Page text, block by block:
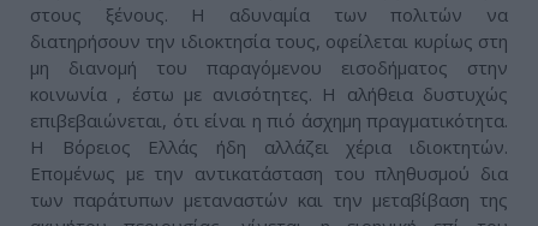
στους ξένους. Η αδυναμία των πολιτών να
διατηρήσουν την ιδιοκτησία τους, οφείλεται κυρίως στη
μη διανομή του παραγόμενου εισοδήματος στην
κοινωνία , έστω με ανισότητες. Η αλήθεια δυστυχώς
επιβεβαιώνεται, ότι είναι η πιό άσχημη πραγματικότητα.
Η Βόρειος Ελλάς ήδη αλλάζει χέρια ιδιοκτητών.
Επομένως με την αντικατάσταση του πληθυσμού δια
των παράτυπων μεταναστών και την μεταβίβαση της